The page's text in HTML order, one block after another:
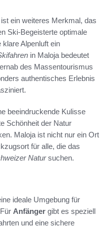
ein weiteres Merkmal, das
Ski-Begeisterte optimale
Alpenluft ein
in Maloja bedeutet
des Massentourismus
authentisches Erlebnis
beeindruckende Kulisse
Schönheit der Natur
Maloja ist nicht nur ein Ort
für alle, die das
Natursuchen.
ideale Umgebung für
Anfänger gibt es speziell
und eine sichere